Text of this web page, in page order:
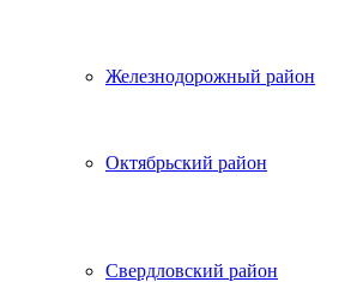
Железнодорожный район
Октябрьский район
Свердловский район